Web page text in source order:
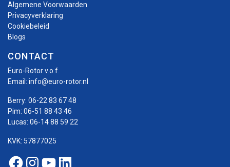
Algemene Voorwaarden
Privacyverklaring
Cookiebeleid
Blogs
CONTACT
Euro-Rotor v.o.f.
Email: info@euro-rotor.nl
Berry: 06-22 83 67 48
Pim: 06-51 88 43 46
Lucas: 06-14 88 59 22
KVK: 57877025
Facebook Euro-rotor
Instagram Euro-rotor
Youtube Euro-rotor
Linkedin Euro-rotor